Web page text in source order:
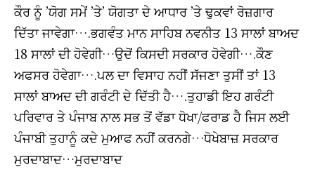
ਕੌਰ ਨੂੰ ’ਯੋਗ ਸਮੇਂ ’ਤੇ’ ਯੋਗਤਾ ਦੇ ਆਧਾਰ ’ਤੇ ਢੁਕਵਾਂ ਰੋਜ਼ਗਾਰ
ਦਿੱਤਾ ਜਾਵੇਗਾ….ਭਗਵੰਤ ਮਾਨ ਸਾਹਿਬ ਨਵਨੀਤ 13 ਸਾਲਾਂ ਬਾਅਦ
18 ਸਾਲਾਂ ਦੀ ਹੋਵੇਗੀ…ਉਦੋਂ ਕਿਸਦੀ ਸਰਕਾਰ ਹੋਵੇਗੀ….ਕੌਣ
ਅਫਸਰ ਹੋਵੇਗਾ….ਪਲ ਦਾ ਵਿਸਾਹ ਨਹੀਂ ਸੱਜਣਾ ਤੁਸੀਂ ਤਾਂ 13
ਸਾਲਾਂ ਬਾਅਦ ਦੀ ਗਰੰਟੀ ਦੇ ਦਿੱਤੀ ਹੈ….ਤੁਹਾਡੀ ਇਹ ਗਰੰਟੀ
ਪਰਿਵਾਰ ਤੇ ਪੰਜਾਬ ਨਾਲ ਸਭ ਤੋਂ ਵੱਡਾ ਧੋਖਾ/ਫਰਾਡ ਹੈ ਜਿਸ ਲਈ
ਪੰਜਾਬੀ ਤੁਹਾਨੂੰ ਕਦੇ ਮੁਆਫ ਨਹੀਂ ਕਰਨਗੇ…ਧੋਖੇਬਾਜ਼ ਸਰਕਾਰ
ਮੁਰਦਾਬਾਦ…ਮੁਰਦਾਬਾਦ